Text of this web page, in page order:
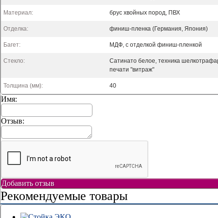
Материал: брус хвойных пород, ПВХ
Отделка: финиш-пленка (Германия, Япония)
Багет: МДФ, с отделкой финиш-пленкой
Стекло:
Сатинато белое, техника
печати "витраж"
Толщина (мм): 40
Имя:
Отзыв:
Добавить отзыв
Рекомендуемые товары